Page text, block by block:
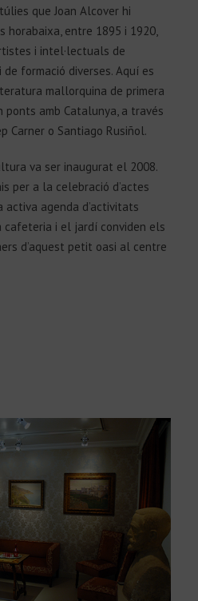
que Joan Alcover hi
horabaixa, entre 1895 i 1920,
i intel·lectuals de
de formació diverses. Aquí es
mallorquina de primera
ponts amb Catalunya, a través
Carner o Santiago Rusiñol.
va ser inaugurat el 2008.
per a la celebració d’actes
agenda d’activitats
cafeteria i el jardí conviden els
d’aquest petit oasi al centre